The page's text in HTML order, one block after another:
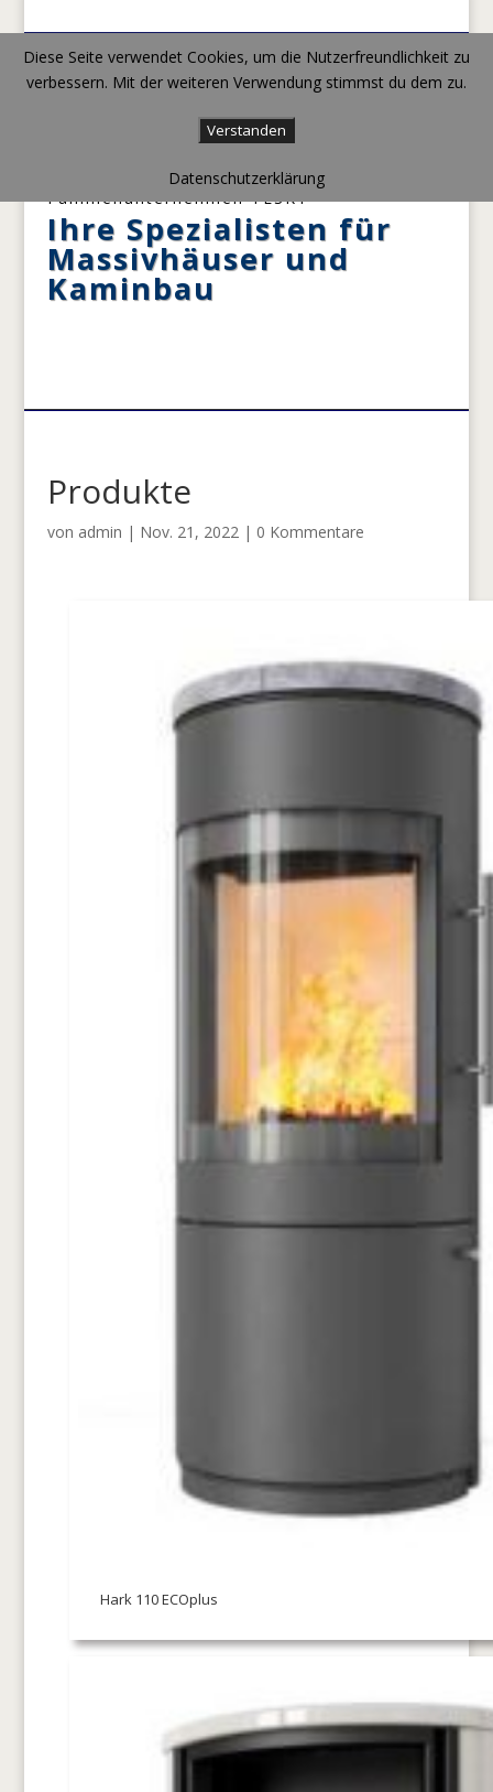
Herzlich Willkommen im
Familienunternehmen TESKY
Ihre Spezialisten für
Massivhäuser und
Kaminbau
Produkte
von admin | Nov. 21, 2022| 0 Kommentare
Hark 110 ECOplus
Diese Seite verwendet Cookies, um die Nutzerfreundlichkeit zu
verbessern. Mit der weiteren Verwendung stimmst du dem zu.
Verstanden
Datenschutzerklärung